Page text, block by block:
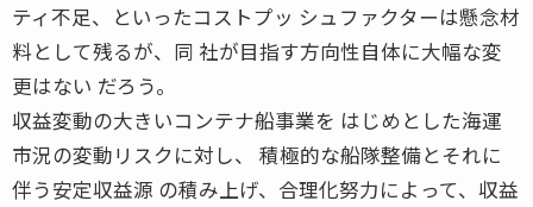
ティ不足、といったコストプッ シュファクターは懸念材
料として残るが、同 社が目指す方向性自体に大幅な変
更はない だろう。
収益変動の大きいコンテナ船事業を はじめとした海運
市況の変動リスクに対し、 積極的な船隊整備とそれに
伴う安定収益源 の積み上げ、合理化努力によって、収益